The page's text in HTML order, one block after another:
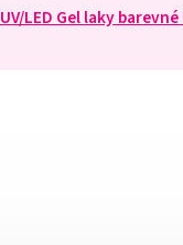
UV/LED Gel laky